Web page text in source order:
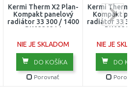
Kermi Therm X2 Plan-
Kompakt panelový
radiátor 33 300 / 1400
PK0330314
NIE JE SKLADOM
DO KOŠÍKA
Porovnať
Kermi Therm
Kompakt
radiátor 33
NIE JE
DO